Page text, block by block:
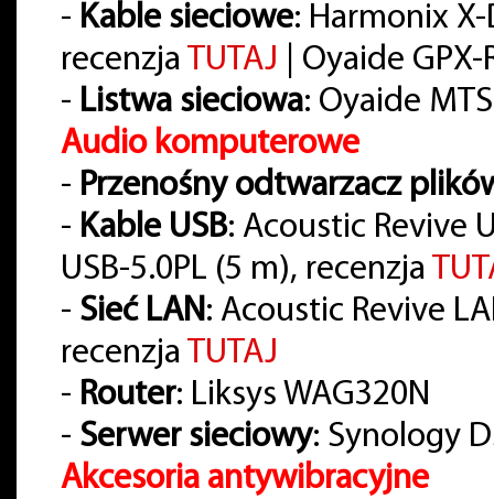
- Kable sieciowe: Harmonix
recenzja TUTAJ | Oyaide
- Listwa sieciowa: Oyaide
Audio komputerowe
- Przenośny odtwarzacz
- Kable USB: Acoustic Revive
USB-5.0PL (5 m), recenzja
- Sieć LAN: Acoustic Revive
recenzja TUTAJ
- Router: Liksys WAG320N
- Serwer sieciowy: Synology
Akcesoria antywibracyjne